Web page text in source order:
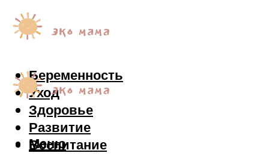
Беременность
Уход
Здоровье
Развитие
Воспитание
Меню